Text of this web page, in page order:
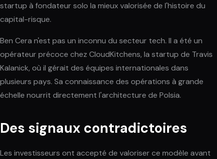
startup à fondateur solo la mieux valorisée de l'histoire du
capital-risque.
Ben Cera n'est pas un inconnu du secteur tech. Il a été un
opérateur précoce chez CloudKitchens, la startup de Travis
Kalanick, où il gérait des équipes internationales dans
plusieurs pays. Sa connaissance des opérations à grande
échelle nourrit directement l'architecture de Polsia.
Des signaux contradictoires
Les investisseurs ont accepté de valoriser ce modèle avant